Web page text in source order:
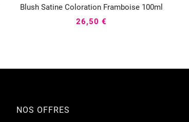
Blush Satine Coloration Framboise 100ml
26,50 €
NOS OFFRES